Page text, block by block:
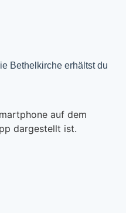
Bethelkirche erhältst du